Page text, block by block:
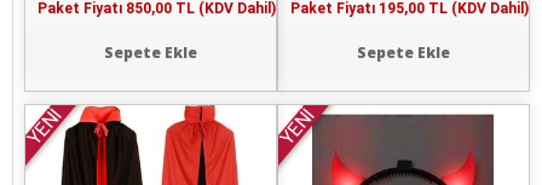
Paket Fiyatı 195,00 TL (KDV Dahil)
Sepete Ekle
Paket Fiyatı 850,00 TL (KDV Dahil)
Sepete Ekle
YENİ
YENİ